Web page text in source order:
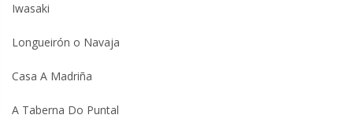
Iwasaki
Longueirón o Navaja
Casa A Madriña
A Taberna Do Puntal